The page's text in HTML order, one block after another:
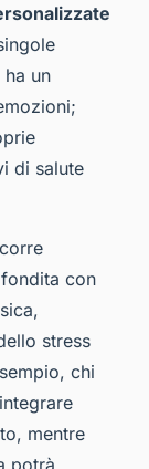
un
di salute
con
stress
chi
mentre
potrà